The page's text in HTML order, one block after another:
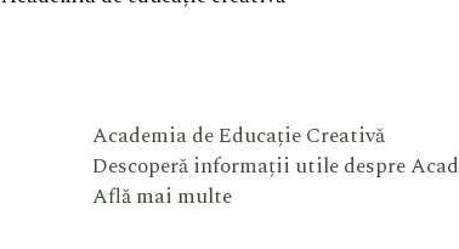
Academia de Educație Creativă
Descoperă informații utile despre
Află mai multe